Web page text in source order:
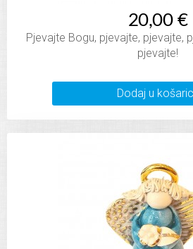
20,00 €
Pjevajte Bogu, pjevajte, pjevajte,
pjevajte!
Dodaj u